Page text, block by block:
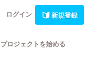
ログイン 新規登録
プロジェクトを始める